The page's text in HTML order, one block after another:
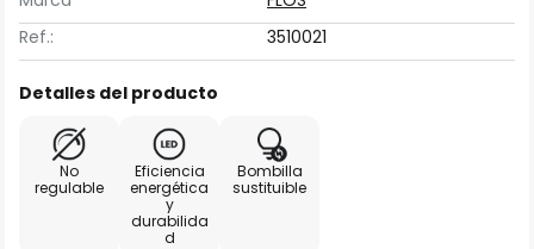
Ref.:
3510021
Detalles del producto
No
regulable
Eficiencia
energética
y
durabilida
d
Bombilla
sustituible